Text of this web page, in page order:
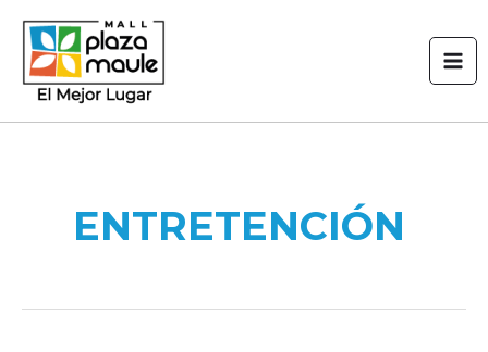
contenido
ENTRETENCIÓN